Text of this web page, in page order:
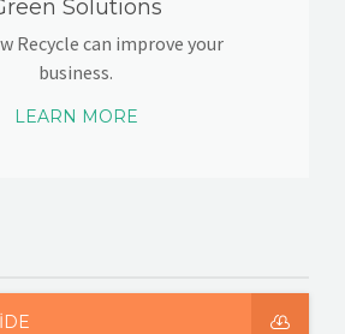
Solutions
Recycle can improve your
business.
LEARN MORE